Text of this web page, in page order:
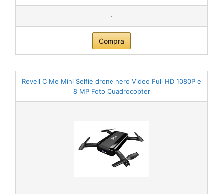
-
Compra
Revell C Me Mini Selfie drone nero Video Full HD 1080P e
8 MP Foto Quadrocopter